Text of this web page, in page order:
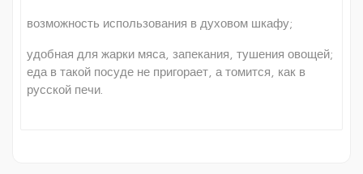
возможность использования в духовом шкафу;
удобная для жарки мяса, запекания, тушения овощей;
еда в такой посуде не пригорает, а томится, как в
русской печи.